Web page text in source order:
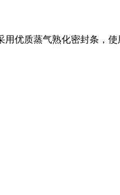
优质蒸气熟化密封条，使